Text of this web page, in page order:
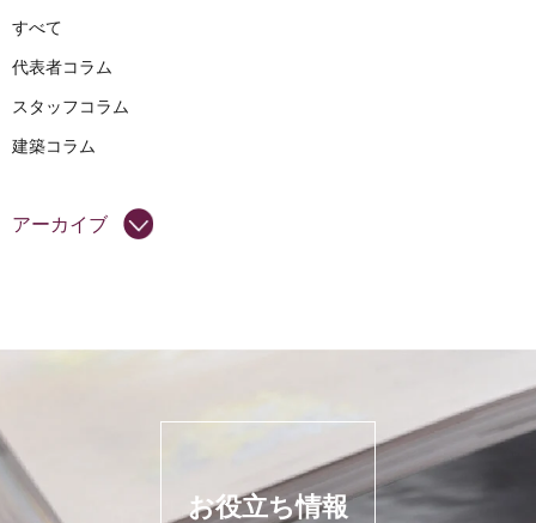
すべて
代表者コラム
スタッフコラム
建築コラム
アーカイブ
お役立ち情報